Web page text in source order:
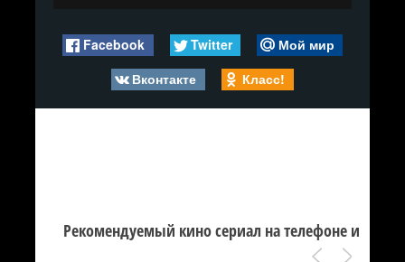
Facebook Twitter
Мой мир
Вконтакте
Класс!
Рекомендуемый кино сериал на телефоне и